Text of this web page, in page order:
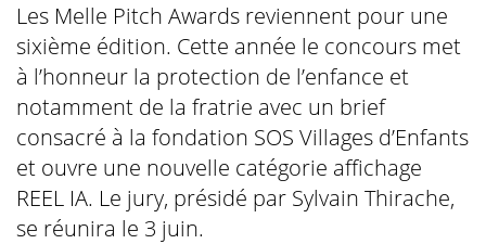
Les Melle Pitch Awards reviennent pour une
sixième édition. Cette année le concours met
à l’honneur la protection de l’enfance et
notamment de la fratrie avec un brief
consacré à la fondation SOS Villages d’Enfants
et ouvre une nouvelle catégorie affichage
REEL IA. Le jury, présidé par Sylvain Thirache,
se réunira le 3 juin.